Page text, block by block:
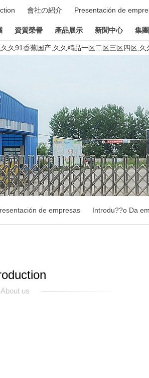
久91香蕉国产,久久精品一区二区三区四区,
會社の紹介 Presentación de
資質榮譽 產品展示 新聞中心 集
de empresas Introdu??o Da
About us